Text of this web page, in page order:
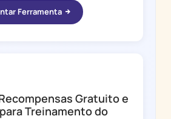
Ferramenta
Gratuito e
Treinamento do